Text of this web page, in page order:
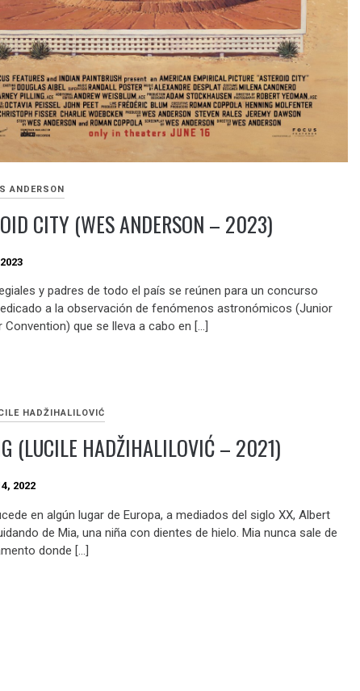
ANDERSON
CITY (WES ANDERSON – 2023)
y padres de todo el país se reúnen para un concurso
a la observación de fenómenos astronómicos (Junior
Convention) que se lleva a cabo en […]
HADŽIHALILOVIĆ
(LUCILE HADŽIHALILOVIĆ – 2021)
2022
en algún lugar de Europa, a mediados del siglo XX, Albert
de Mia, una niña con dientes de hielo. Mia nunca sale de
donde […]